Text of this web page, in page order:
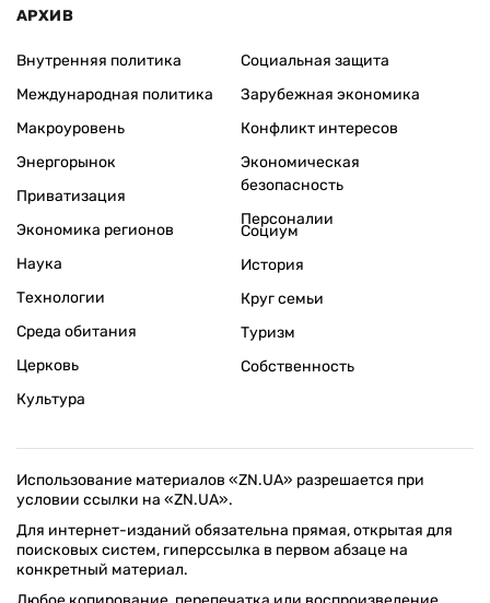
АРХИВ
Внутренняя политика
Международная политика
Макроуровень
Энергорынок
Приватизация
Экономика регионов
Социальная защита
Зарубежная экономика
Конфликт интересов
Экономическая
безопасность
Персоналии
Наука
Технологии
Среда обитания
Церковь
Культура
Социум
История
Круг семьи
Туризм
Собственность
Использование материалов «ZN.UA» разрешается при
условии ссылки на «ZN.UA».
Для интернет-изданий обязательна прямая, открытая для
поисковых систем, гиперссылка в первом абзаце на
конкретный материал.